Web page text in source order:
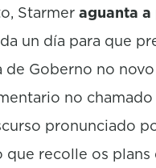
Starmer aguanta a
un día para que
de Goberno no
no
pronunciado
que recolle os plans